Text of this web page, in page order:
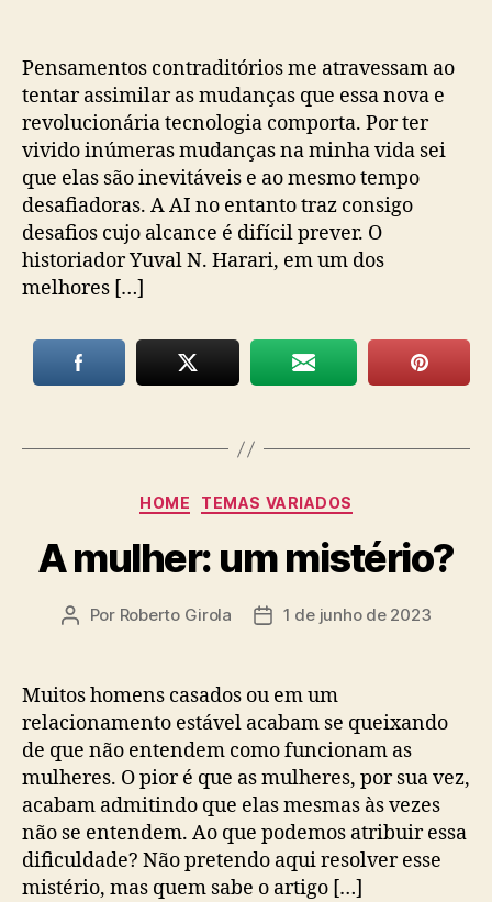
Pensamentos contraditórios me atravessam ao
tentar assimilar as mudanças que essa nova e
revolucionária tecnologia comporta. Por ter
vivido inúmeras mudanças na minha vida sei
que elas são inevitáveis e ao mesmo tempo
desafiadoras. A AI no entanto traz consigo
desafios cujo alcance é difícil prever. O
historiador Yuval N. Harari, em um dos
melhores […]
Categorias
HOME TEMAS VARIADOS
A mulher: um mistério?
Autor
Por Roberto Girola
Data1 de junho de 2023
Muitos homens casados ou em um
relacionamento estável acabam se queixando
de que não entendem como funcionam as
mulheres. O pior é que as mulheres, por sua vez,
acabam admitindo que elas mesmas às vezes
não se entendem. Ao que podemos atribuir essa
dificuldade? Não pretendo aqui resolver esse
mistério, mas quem sabe o artigo […]